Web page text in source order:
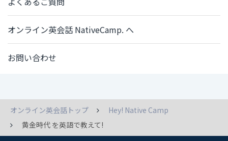
オンライン英会話 NativeCamp. へ
お問い合わせ
オンライン英会話トップ
Hey! Native Camp
黄金時代 を英語で教えて!